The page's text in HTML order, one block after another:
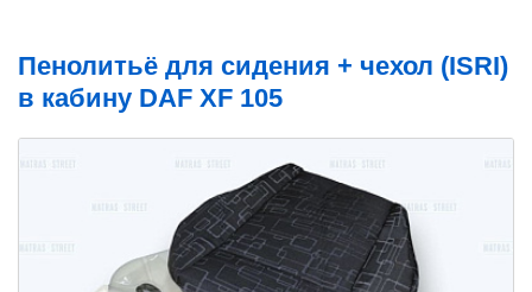
Пенолитьё для сидения + чехол (ISRI)
в кабину DAF XF 105